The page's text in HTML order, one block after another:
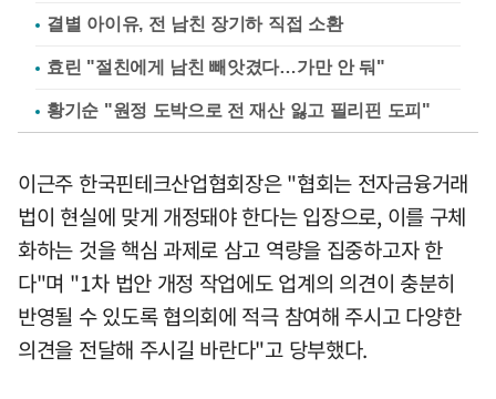
결별 아이유, 전 남친 장기하 직접 소환
효린 "절친에게 남친 빼앗겼다…가만 안 둬"
황기순 "원정 도박으로 전 재산 잃고 필리핀 도피"
이근주 한국핀테크산업협회장은 "협회는 전자금융거래
법이 현실에 맞게 개정돼야 한다는 입장으로, 이를 구체
화하는 것을 핵심 과제로 삼고 역량을 집중하고자 한
다"며 "1차 법안 개정 작업에도 업계의 의견이 충분히
반영될 수 있도록 협의회에 적극 참여해 주시고 다양한
의견을 전달해 주시길 바란다"고 당부했다.